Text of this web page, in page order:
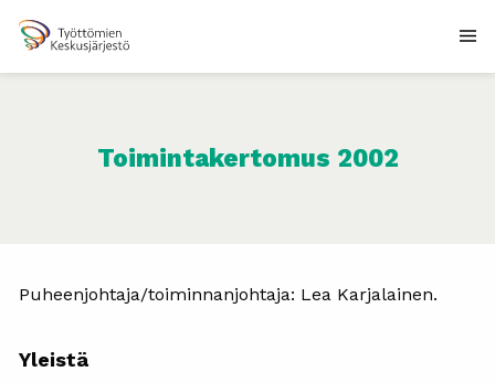
Toimintakertomus 2002
Puheenjohtaja/toiminnanjohtaja: Lea Karjalainen.
Yleistä